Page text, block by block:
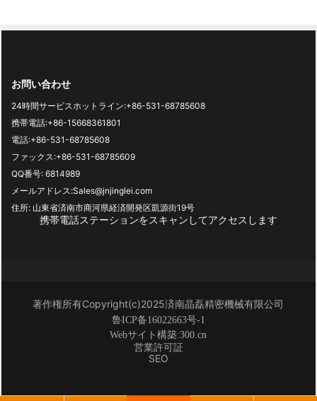
お問い合わせ
24時間サービスホットライン:+86-531-68785608
携帯電話:+86-15668361801
電話:+86-531-68785608
ファックス:+86-531-68785609
QQ番号: 6814989
メールアドレス:Sales@jnjinglei.com
住所: 山東省済南市商河県経済開発区凱源街19号
携帯電話ステーションをスキャンしてアクセスします
著作権所有Copyright(c)2025済南晶磊精密機械有限公司
鲁ICP备16022663号-1
Webサイト構築:300.cn
営業許可証
SEO